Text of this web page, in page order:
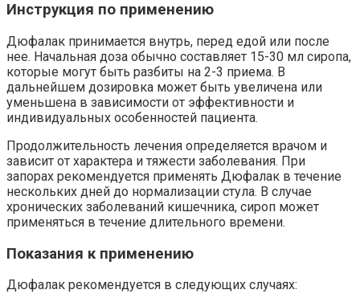
Инструкция по применению
Дюфалак принимается внутрь, перед едой или после
нее. Начальная доза обычно составляет 15-30 мл сиропа,
которые могут быть разбиты на 2-3 приема. В
дальнейшем дозировка может быть увеличена или
уменьшена в зависимости от эффективности и
индивидуальных особенностей пациента.
Продолжительность лечения определяется врачом и
зависит от характера и тяжести заболевания. При
запорах рекомендуется применять Дюфалак в течение
нескольких дней до нормализации стула. В случае
хронических заболеваний кишечника, сироп может
применяться в течение длительного времени.
Показания к применению
Дюфалак рекомендуется в следующих случаях: